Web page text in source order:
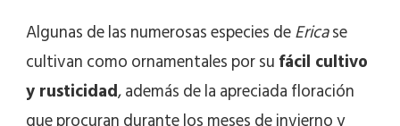
Algunas de las numerosas especies deEricase
cultivan como ornamentales por sufácil cultivo
y rusticidad, además de la apreciada floración